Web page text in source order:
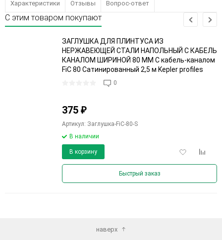
Характеристики Отзывы Вопрос-ответ
С этим товаром покупают
ЗАГЛУШКА ДЛЯ ПЛИНТУСА ИЗ
НЕРЖАВЕЮЩЕЙ СТАЛИ НАПОЛЬНЫЙ С КАБЕЛЬ
КАНАЛОМ ШИРИНОЙ 80 ММ С кабель-каналом
FiC 80 Сатинированный 2,5 м Kepler profiles
0
375 ₽
Артикул: Заглушка-FiC-80-S
В наличии
Добавить
В корзину
Быстрый заказ
наверх